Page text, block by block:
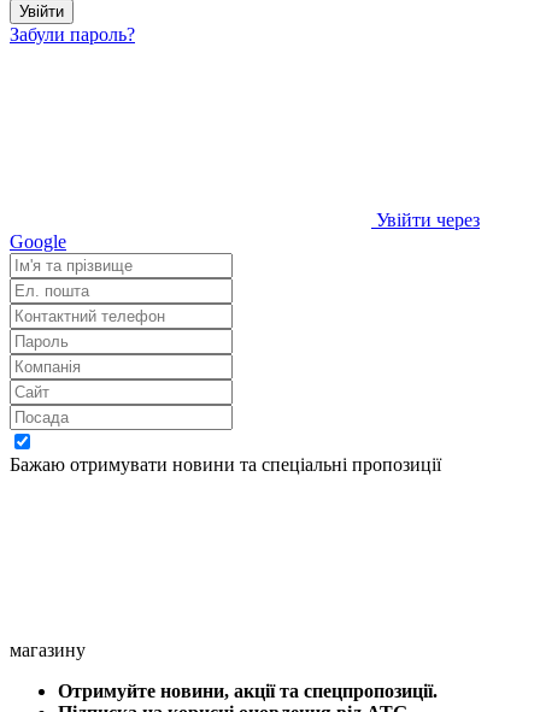
Увійти
Забули пароль?
Увійти через
Google
Бажаю отримувати новини та спеціальні пропозиції
магазину
Отримуйте новини, акції та спецпропозиції.